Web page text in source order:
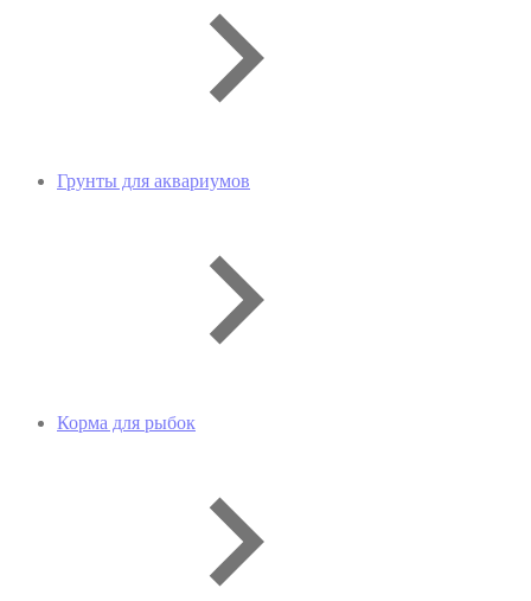
Грунты для аквариумов
Корма для рыбок